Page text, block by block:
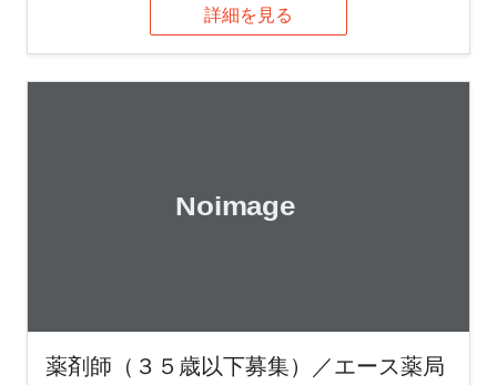
詳細を見る
薬剤師（３５歳以下募集）／エース薬局